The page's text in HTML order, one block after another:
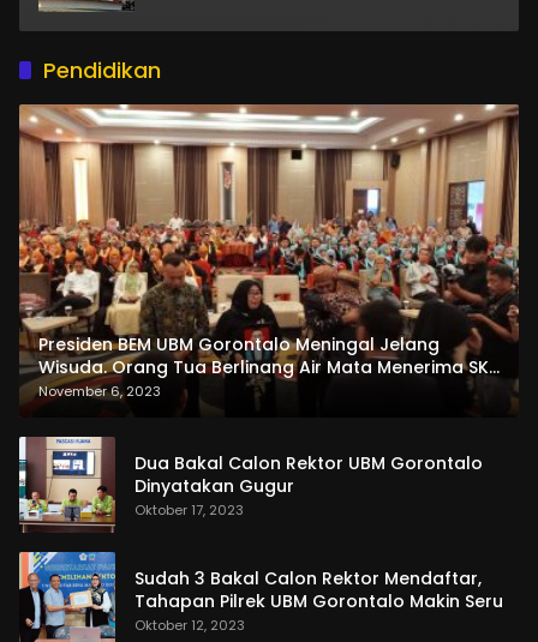
Pendidikan
Presiden BEM UBM Gorontalo Meningal Jelang
Wisuda. Orang Tua Berlinang Air Mata Menerima SKL
dan Pemasangan Salempang
November 6, 2023
Dua Bakal Calon Rektor UBM Gorontalo
Dinyatakan Gugur
Oktober 17, 2023
Sudah 3 Bakal Calon Rektor Mendaftar,
Tahapan Pilrek UBM Gorontalo Makin Seru
Oktober 12, 2023